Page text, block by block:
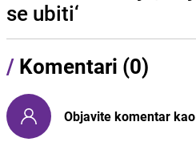
se ubiti‘
/ Komentari (0)
Objavite komentar